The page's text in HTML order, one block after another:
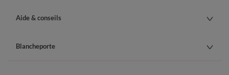
Aide & conseils
Blancheporte